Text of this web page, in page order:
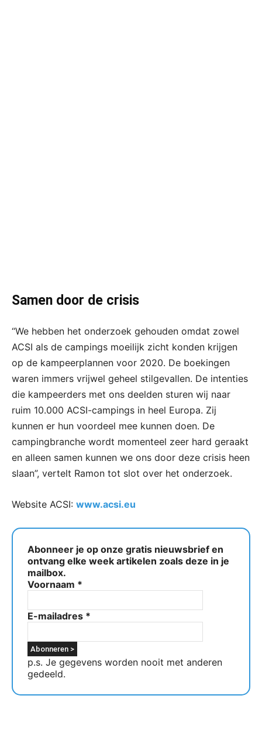
Samen door de crisis
“We hebben het onderzoek gehouden omdat zowel
ACSI als de campings moeilijk zicht konden krijgen
op de kampeerplannen voor 2020. De boekingen
waren immers vrijwel geheel stilgevallen. De intenties
die kampeerders met ons deelden sturen wij naar
ruim 10.000 ACSI-campings in heel Europa. Zij
kunnen er hun voordeel mee kunnen doen. De
campingbranche wordt momenteel zeer hard geraakt
en alleen samen kunnen we ons door deze crisis heen
slaan”, vertelt Ramon tot slot over het onderzoek.
Website ACSI: www.acsi.eu
Abonneer je op onze gratis nieuwsbrief en
ontvang elke week artikelen zoals deze in je
mailbox.
Voornaam *
E-mailadres *
p.s. Je gegevens worden nooit met anderen
gedeeld.